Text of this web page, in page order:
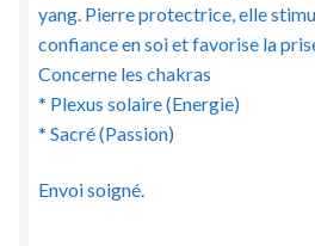
yang. Pierre protectrice, elle
confiance en soi et favorise la
Concerne les chakras
* Plexus solaire (Energie)
* Sacré (Passion)
Envoi soigné.